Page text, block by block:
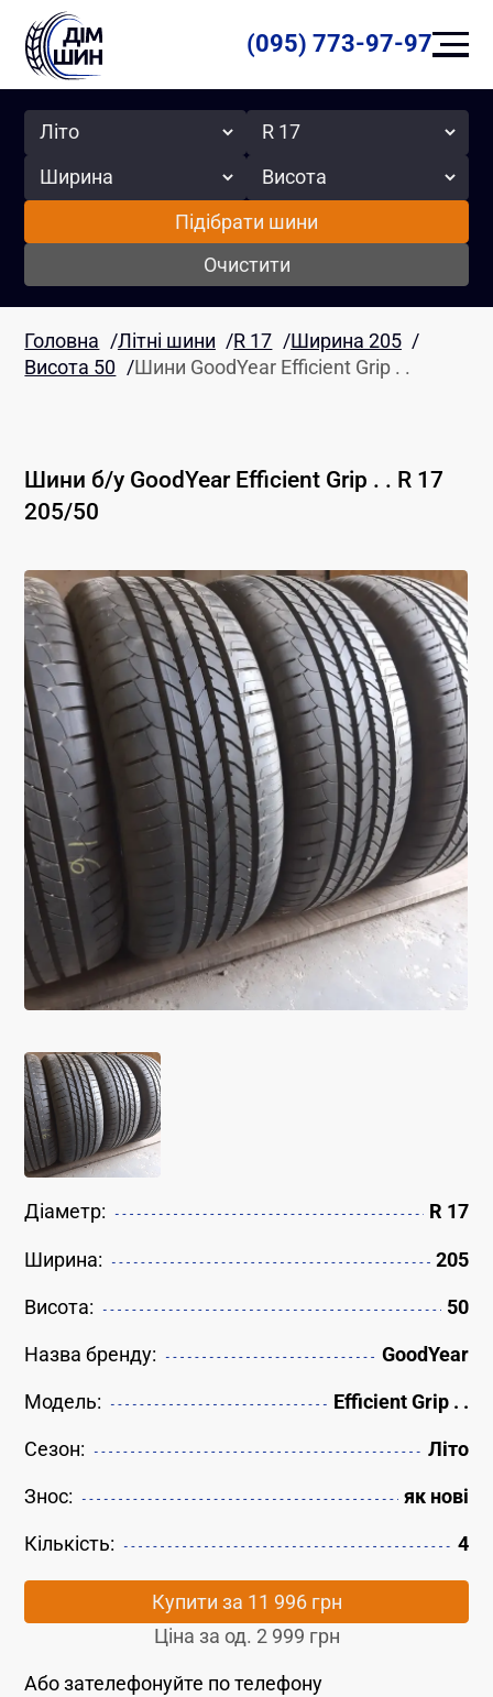
(095) 773-97-97
Сезон Радіус
Ширина Висота
Підібрати шини
Очистити
Головна /Літні шини /R 17 /Ширина 205 /
Висота 50 /Шини GoodYear Efficient Grip . .
Шини б/у GoodYear Efficient Grip . . R 17
205/50
Діаметр: R 17
Ширина: 205
Висота: 50
Назва бренду: GoodYear
Модель: Efficient Grip . .
Сезон: Літо
Знос: як новi
Кількість: 4
Купити за 11 996 грн
Ціна за од. 2 999 грн
Або зателефонуйте по телефону